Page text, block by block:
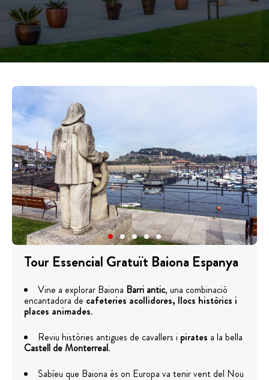
Tour Essencial Gratuït Baiona Espanya
Vine a explorar Baiona Barri antic, una combinació
encantadora de cafeteries acollidores, llocs històrics i
places animades.
Reviu històries antigues de cavallers i pirates a la bella
Castell de Monterreal.
Sabíeu que Baiona és on Europa va tenir vent del Nou